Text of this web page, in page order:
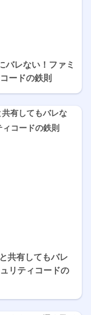
バレない！ファミ
ードの鉄則
共有してもバレ
リティコードの